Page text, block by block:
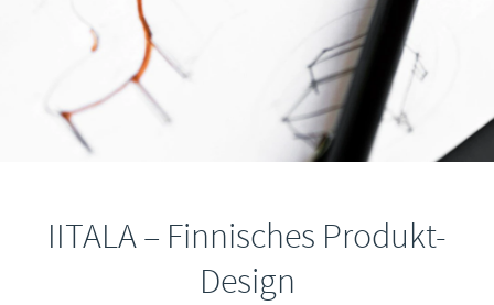
IITALA – Finnisches Produkt-
Design